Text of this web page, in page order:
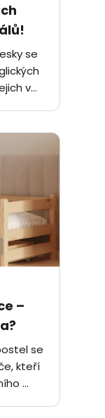
se
v...
–
se
kteří
...